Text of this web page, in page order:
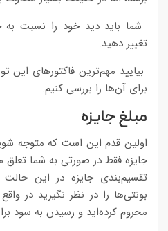
شما باید دید خود را نسبت به
تغییر دهید.
بیایید مهم‌ترین فاکتورهای این
برای آن‌ها را بررسی کنیم.
مبلغ جایزه
اولین قدم این است که متوجه
جایزه فقط در صورتی به شما تعلق
بونتی‌ها را در نظر نگیرید در
محروم کرده‌اید و رسیدن به سود